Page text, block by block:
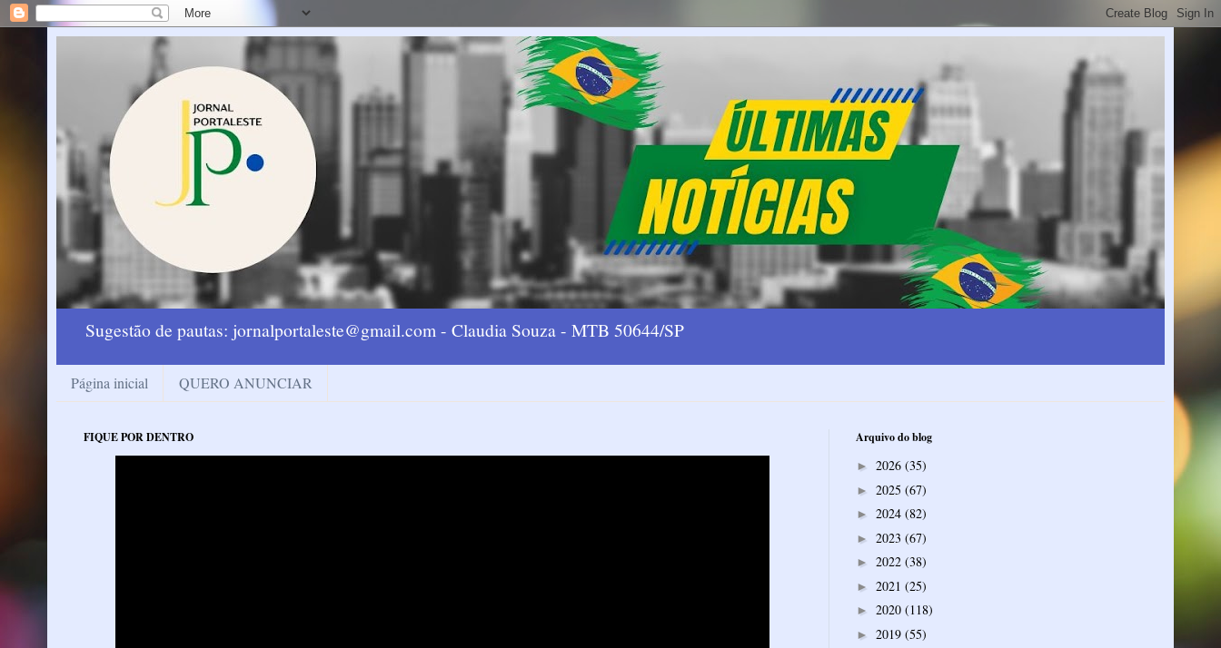
Sugestão de pautas: jornalportaleste@gmail.com - Claudia Souza - MTB 50644/SP
Página inicial QUERO ANUNCIAR
FIQUE POR DENTRO Arquivo do blog
► 2026 (35)
► 2025 (67)
► 2024 (82)
► 2023 (67)
► 2022 (38)
► 2021 (25)
► 2020 (118)
► 2019 (55)